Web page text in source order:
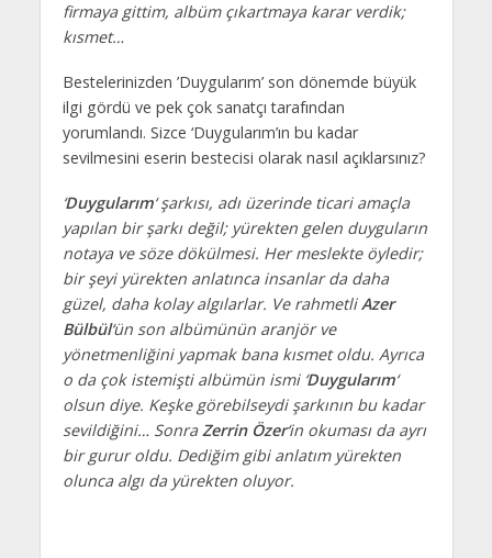
firmaya gittim, albüm çıkartmaya karar verdik;
kısmet…
Bestelerinizden ’Duygularım’ son dönemde büyük
ilgi gördü ve pek çok sanatçı tarafından
yorumlandı. Sizce ‘Duygularım’ın bu kadar
sevilmesini eserin bestecisi olarak nasıl açıklarsınız?
Duygularım‘ şarkısı, adı üzerinde ticari amaçla
yapılan bir şarkı değil; yürekten gelen duyguların
notaya ve söze dökülmesi. Her meslekte öyledir;
bir şeyi yürekten anlatınca insanlar da daha
güzel, daha kolay algılarlar. Ve rahmetliAzer
Bülbül‘ün son albümünün aranjör ve
yönetmenliğini yapmak bana kısmet oldu. Ayrıca
o da çok istemişti albümün ismi ‘ Duygularım‘
olsun diye. Keşke görebilseydi şarkının bu kadar
sevildiğini… SonraZerrin Özer‘in okuması da ayrı
bir gurur oldu. Dediğim gibi anlatım yürekten
olunca algı da yürekten oluyor.